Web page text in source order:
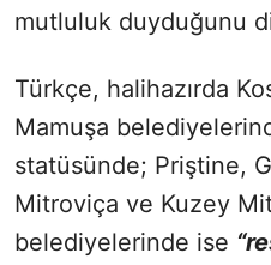
mutluluk duyduğunu
Türkçe, halihazırda
Mamuşa
statüsünde; Priştine,
Mitroviça ve Kuzey
belediyelerinde ise